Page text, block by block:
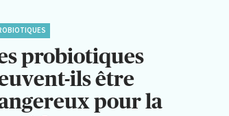
probiotiques
ils être
pour la